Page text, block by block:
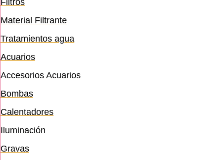
Filtros
Material Filtrante
Tratamientos agua
Acuarios
Accesorios Acuarios
Bombas
Calentadores
Iluminación
Gravas